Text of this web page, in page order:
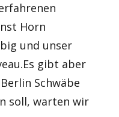
Horn
und unser
gibt aber
Schwäbe
soll, warten wir